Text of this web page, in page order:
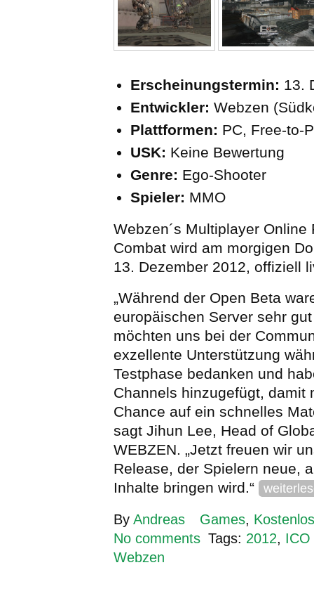
Erscheinungstermin: 13.
Entwickler: Webzen
Plattformen: PC, Free-to-
USK: Keine Bewertung
Genre: Ego-Shooter
Spieler: MMO
Webzen´s Multiplayer Online
Combat wird am morgigen
13. Dezember 2012, offiziell
„Während der Open Beta
europäischen Server sehr
möchten uns bei der
exzellente Unterstützung
Testphase bedanken und
Channels hinzugefügt, damit
Chance auf ein schnelles
sagt Jihun Lee, Head of
WEBZEN. „Jetzt freuen wir
Release, der Spielern neue,
Inhalte bringen wird.“
By Andreas Games,
No comments Tags: 2012, ICO
Webzen